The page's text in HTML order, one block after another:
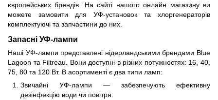
європейських брендів. На сайті нашого онлайн магазину ви
можете замовити для УФ-установок та хлоргенераторів
комплектуючі та запчастини до них.
Запасні УФ-лампи
Наші УФ-лампи представлені нідерландськими брендами Blue
Lagoon та Filtreau. Вони доступні в різних потужностях: 16, 40,
75, 80 та 120 Вт. В асортименті є два типи ламп:
Звичайні УФ-лампи — забезпечують ефективну
дезінфекцію води чи повітря.